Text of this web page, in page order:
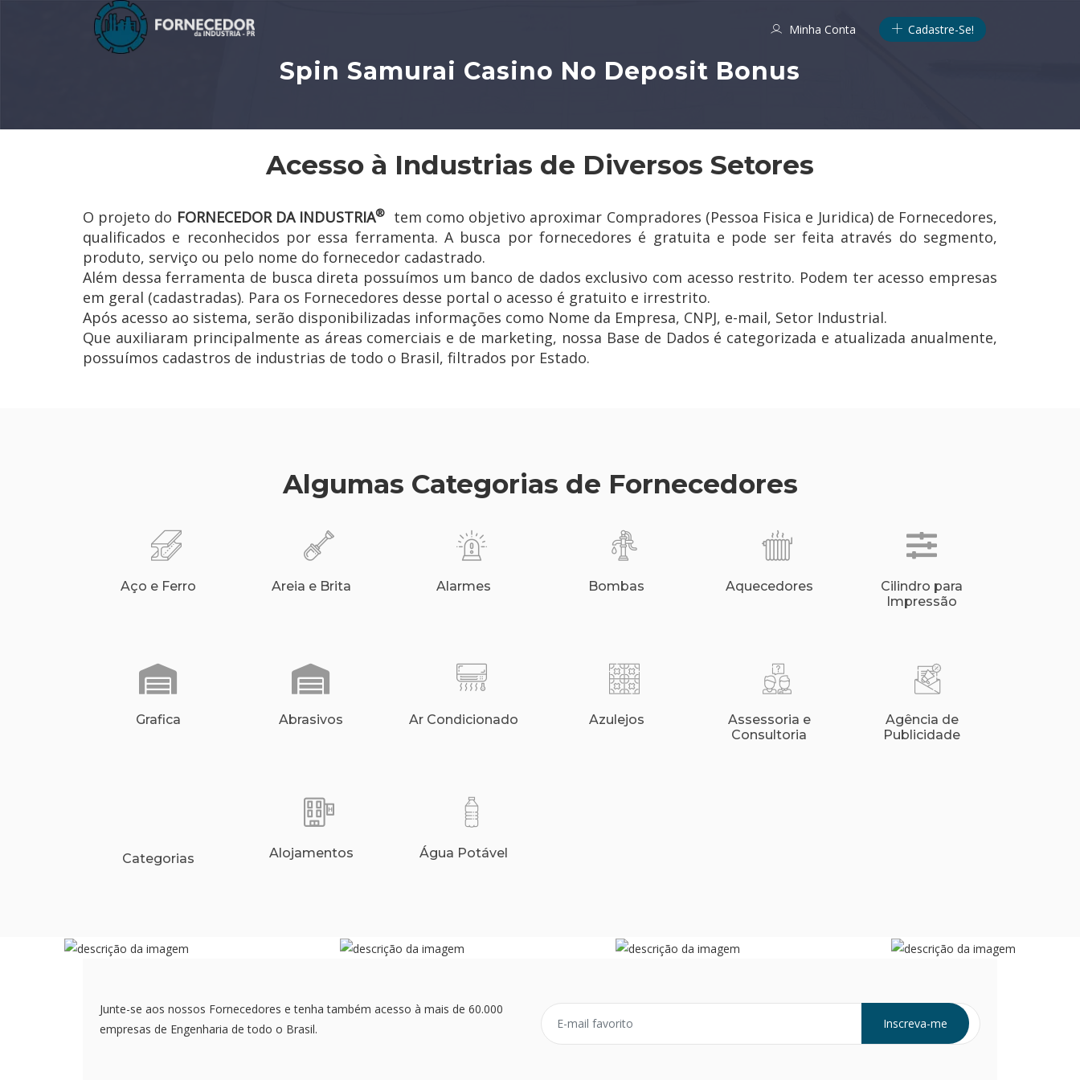
Minha Conta Cadastre-Se!
Spin Samurai Casino No Deposit Bonus
Acesso à Industrias de Diversos Setores
O projeto do FORNECEDOR DA INDUSTRIA®
tem como objetivo aproximar Compradores (Pessoa Fisica e Juridica) de Fornecedores,
qualificados e reconhecidos por essa ferramenta. A busca por fornecedores é gratuita e pode ser feita através do segmento,
produto, serviço ou pelo nome do fornecedor cadastrado.
Além dessa ferramenta de busca direta possuímos um banco de dados exclusivo com acesso restrito. Podem ter acesso empresas
em geral (cadastradas). Para os Fornecedores desse portal o acesso é gratuito e irrestrito.
Após acesso ao sistema, serão disponibilizadas informações como Nome da Empresa, CNPJ, e-mail, Setor Industrial.
Que auxiliaram principalmente as áreas comerciais e de marketing, nossa Base de Dados é categorizada e atualizada anualmente,
possuímos cadastros de industrias de todo o Brasil, filtrados por Estado.
Algumas Categorias de Fornecedores
Aço e Ferro Areia e Brita Alarmes Bombas Aquecedores
Cilindro para
Impressão
Grafica Abrasivos Ar Condicionado Azulejos
Assessoria e
Consultoria
Agência de
Publicidade
Categorias Alojamentos Água Potável
Junte-se aos nossos Fornecedores e tenha também acesso à mais de 60.000
empresas de Engenharia de todo o Brasil.
Inscreva-me